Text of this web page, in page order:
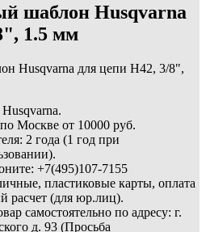
шаблон Husqvarna
1.5 мм
Москве от 10000 руб.
2 года (1 год при
+7(495)107-7155
пластиковые карты, оплата
расчет (для юр.лиц).
самостоятельно по адресу: г.
д. 93 (Просьба